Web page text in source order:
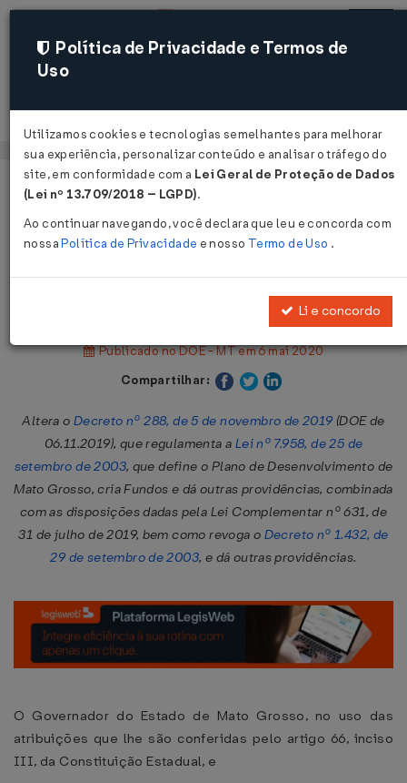
Acessar
Página Inicial
Legislações
Decreto Nº 473 DE 05/05/2020
Publicado no DOE - MT em 6 mai 2020
Compartilhar:
Altera o Decreto nº 288, de 5 de novembro de 2019 (DOE de
06.11.2019), que regulamenta a Lei nº 7.958, de 25 de
setembro de 2003, que define o Plano de Desenvolvimento de
Mato Grosso, cria Fundos e dá outras providências, combinada
com as disposições dadas pela Lei Complementar nº 631, de
31 de julho de 2019, bem como revoga o Decreto nº 1.432, de
29 de setembro de 2003, e dá outras providências.
O Governador do Estado de Mato Grosso, no uso das
atribuições que lhe são conferidas pelo artigo 66, inciso
III, da Constituição Estadual, e
Política de Privacidade e Termos de
Uso
Utilizamos cookies e tecnologias semelhantes para melhorar
sua experiência, personalizar conteúdo e analisar o tráfego do
site, em conformidade com a Lei Geral de Proteção de Dados
(Lei nº 13.709/2018 – LGPD).
Ao continuar navegando, você declara que leu e concorda com
nossaPolítica de Privacidade e nosso Termo de Uso .
Li e concordo